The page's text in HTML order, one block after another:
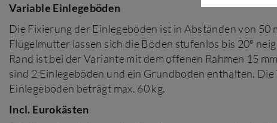
Variable Einlegeböden
Die Fixierung der Einlegeböden ist in Abständen von 50
Flügelmutter lassen sich die Böden stufenlos bis 20°
Rand ist bei der Variante mit dem offenen Rahmen 15
sind 2 Einlegeböden und ein Grundboden enthalten.
Einlegeboden beträgt max. 60 kg.
Incl. Eurokästen